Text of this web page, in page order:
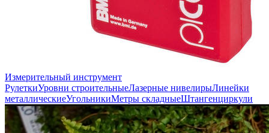
Измерительный инструмент
РулеткиУровни строительныеЛазерные нивелирыЛинейки
металлическиеУгольникиМетры складныеШтангенциркули